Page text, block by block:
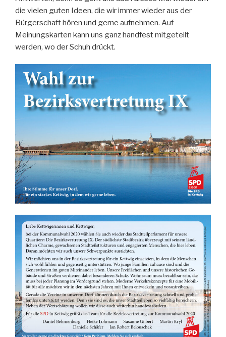
die vielen guten Ideen, die wir immer wieder aus der
Bürgerschaft hören und gerne aufnehmen. Auf
Meinungskarten kann uns ganz handfest mitgeteilt
werden, wo der Schuh drückt.